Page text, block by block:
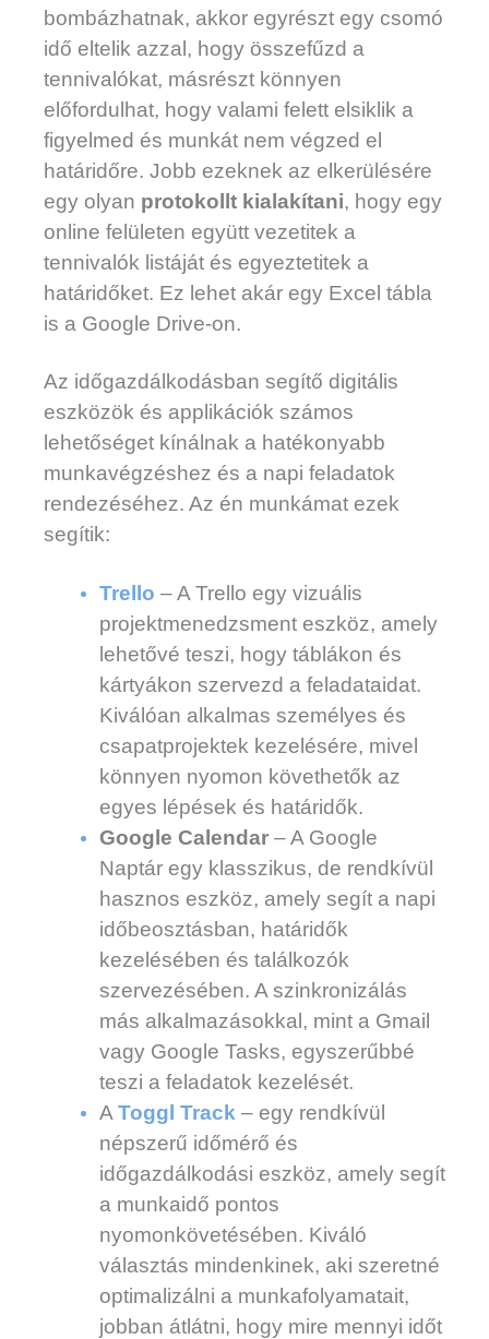
bombázhatnak, akkor egyrészt egy csomó
idő eltelik azzal, hogy összefűzd a
tennivalókat, másrészt könnyen
előfordulhat, hogy valami felett elsiklik a
figyelmed és munkát nem végzed el
határidőre. Jobb ezeknek az elkerülésére
egy olyan protokollt kialakítani, hogy egy
online felületen együtt vezetitek a
tennivalók listáját és egyeztetitek a
határidőket. Ez lehet akár egy Excel tábla
is a Google Drive-on.
Az időgazdálkodásban segítő digitális
eszközök és applikációk számos
lehetőséget kínálnak a hatékonyabb
munkavégzéshez és a napi feladatok
rendezéséhez. Az én munkámat ezek
segítik:
Trello – A Trello egy vizuális
projektmenedzsment eszköz, amely
lehetővé teszi, hogy táblákon és
kártyákon szervezd a feladataidat.
Kiválóan alkalmas személyes és
csapatprojektek kezelésére, mivel
könnyen nyomon követhetők az
egyes lépések és határidők.
Google Calendar – A Google
Naptár egy klasszikus, de rendkívül
hasznos eszköz, amely segít a napi
időbeosztásban, határidők
kezelésében és találkozók
szervezésében. A szinkronizálás
más alkalmazásokkal, mint a Gmail
vagy Google Tasks, egyszerűbbé
teszi a feladatok kezelését.
A Toggl Track – egy rendkívül
népszerű időmérő és
időgazdálkodási eszköz, amely segít
a munkaidő pontos
nyomonkövetésében. Kiváló
választás mindenkinek, aki szeretné
optimalizálni a munkafolyamatait,
jobban átlátni, hogy mire mennyi időt